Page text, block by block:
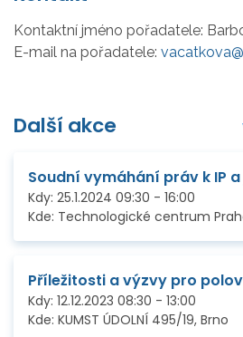
Kontaktní jméno pořadatele:
E-mail na pořadatele:
Další akce
Kdy: 25.1.2024 09:30 - 16:00
Kde: Technologické centrum Praha, Ve
Kdy: 12.12.2023 08:30 - 13:00
Kde: KUMST ÚDOLNÍ 495/19, Brno